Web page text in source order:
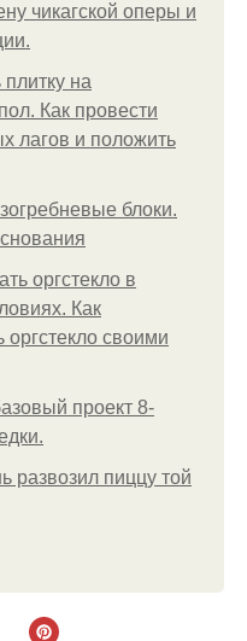
чикагской оперы и
на
Как провести
лагов и положить
блоки.
оргстекло в
Как
оргстекло своими
проект 8-
развозил пиццу той